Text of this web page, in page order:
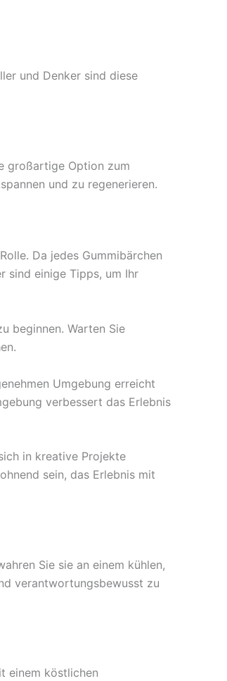
und Denker sind diese
großartige Option zum
und zu regenerieren.
Da jedes Gummibärchen
sind einige Tipps, um Ihr
beginnen. Warten Sie
Umgebung erreicht
verbessert das Erlebnis
in kreative Projekte
sein, das Erlebnis mit
Sie sie an einem kühlen,
verantwortungsbewusst zu
einem köstlichen